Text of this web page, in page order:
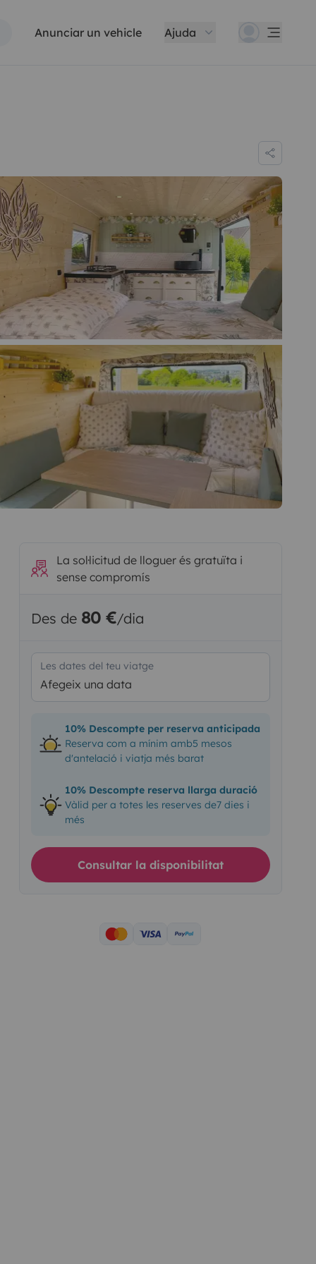
Anunciar un vehicle Ajuda
La sol·licitud de lloguer és gratuïta i
sense compromís
Des de 80 €/dia
Les dates del teu viatge
Afegeix una data
10% Descompte per reserva anticipada
Reserva com a mínim amb5 mesos
d'antelació i viatja més barat
10% Descompte reserva llarga duració
Vàlid per a totes les reserves de7 dies i
més
Consultar la disponibilitat